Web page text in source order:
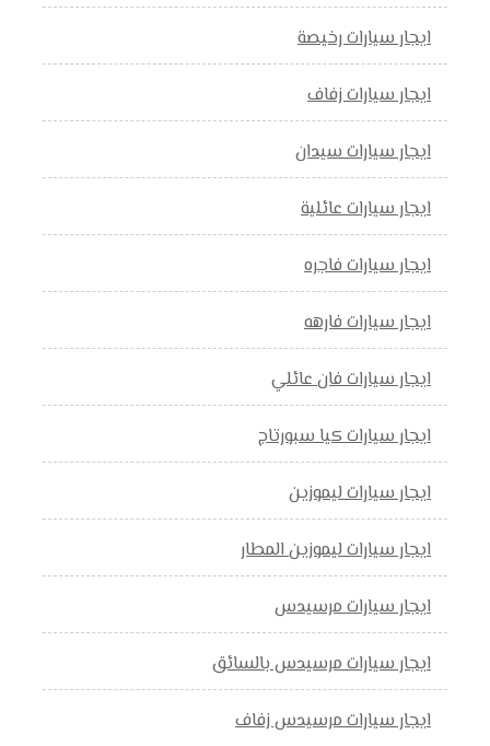
ايجار سيارات رخيصة
ايجار سيارات زفاف
ايجار سيارات سيدان
ايجار سيارات عائلية
ايجار سيارات فاجره
ايجار سيارات فارهه
ايجار سيارات فان عائلي
ايجار سيارات كيا سبورتاج
ايجار سيارات ليموزين
ايجار سيارات ليموزين المطار
ايجار سيارات مرسيدس
ايجار سيارات مرسيدس بالسائق
ايجار سيارات مرسيدس زفاف